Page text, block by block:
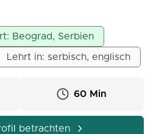
und
Englisch online
über alle Anwendungen
(Belgrad).
Beograd, Serbien
Lehrt in: serbisch, englisch
60 Min
betrachten